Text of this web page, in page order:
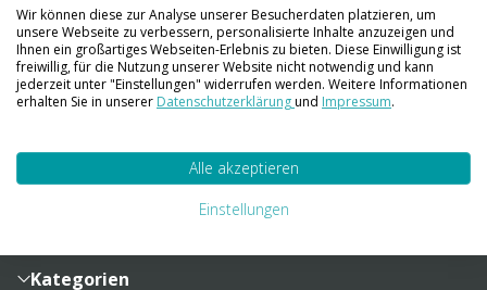
Über 40.000 Artikel auf
Lager
Sendungsverfolgung
Zahlung und Versand
Lieferinformationen
Kategorien
Wir können diese zur Analyse unserer Besucherdaten platzieren, um
unsere Webseite zu verbessern, personalisierte Inhalte anzuzeigen und
Ihnen ein großartiges Webseiten-Erlebnis zu bieten. Diese Einwilligung ist
freiwillig, für die Nutzung unserer Website nicht notwendig und kann
jederzeit unter "Einstellungen" widerrufen werden. Weitere Informationen
erhalten Sie in unserer Datenschutzerklärungund Impressum.
Alle akzeptieren
Einstellungen